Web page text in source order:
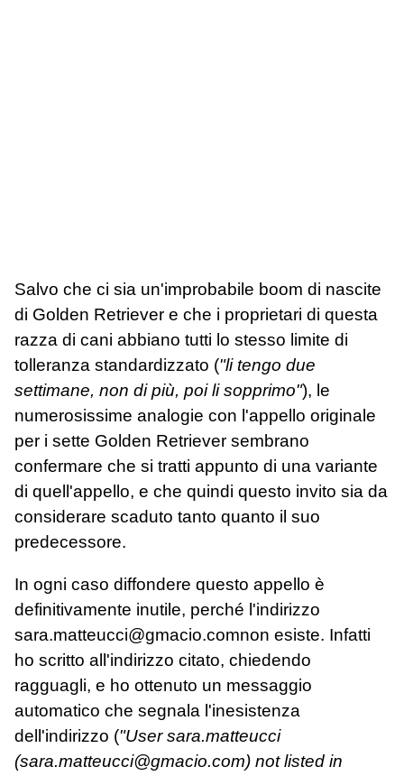
Salvo che ci sia un'improbabile boom di nascite
di Golden Retriever e che i proprietari di questa
razza di cani abbiano tutti lo stesso limite di
tolleranza standardizzato ("li tengo due
settimane, non di più, poi li sopprimo"), le
numerosissime analogie con l'appello originale
per i sette Golden Retriever sembrano
confermare che si tratti appunto di una variante
di quell'appello, e che quindi questo invito sia da
considerare scaduto tanto quanto il suo
predecessore.
In ogni caso diffondere questo appello è
definitivamente inutile, perché l'indirizzo
sara.matteucci@gmacio.comnon esiste. Infatti
ho scritto all'indirizzo citato, chiedendo
ragguagli, e ho ottenuto un messaggio
automatico che segnala l'inesistenza
dell'indirizzo ("User sara.matteucci
(sara.matteucci@gmacio.com) not listed in